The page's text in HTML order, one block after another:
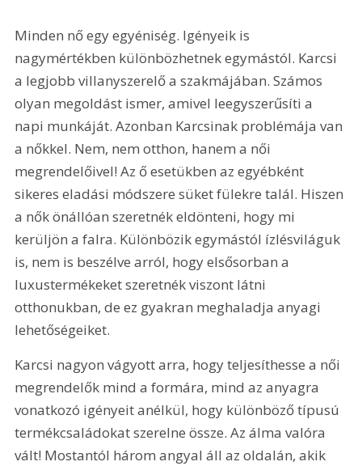
Minden nő egy egyéniség. Igényeik is
nagymértékben különbözhetnek egymástól. Karcsi
a legjobb villanyszerelő a szakmájában. Számos
olyan megoldást ismer, amivel leegyszerűsíti a
napi munkáját. Azonban Karcsinak problémája van
a nőkkel. Nem, nem otthon, hanem a női
megrendelőivel! Az ő esetükben az egyébként
sikeres eladási módszere süket fülekre talál. Hiszen
a nők önállóan szeretnék eldönteni, hogy mi
kerüljön a falra. Különbözik egymástól ízlésviláguk
is, nem is beszélve arról, hogy elsősorban a
luxustermékeket szeretnék viszont látni
otthonukban, de ez gyakran meghaladja anyagi
lehetőségeiket.
Karcsi nagyon vágyott arra, hogy teljesíthesse a női
megrendelők mind a formára, mind az anyagra
vonatkozó igényeit anélkül, hogy különböző típusú
termékcsaládokat szerelne össze. Az álma valóra
vált! Mostantól három angyal áll az oldalán, akik